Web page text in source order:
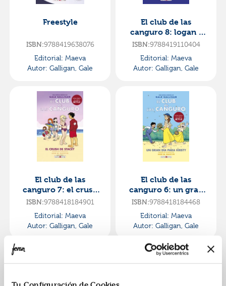
Freestyle
ISBN:9788419638076
Editorial: Maeva
Autor: Galligan, Gale
El club de las
canguro 8: logan x
mary anne
ISBN:9788419110404
Editorial: Maeva
Autor: Galligan, Gale
El club de las
canguro 7: el crush
de stacey
ISBN:9788418184901
Editorial: Maeva
Autor: Galligan, Gale
El club de las
canguro 6: un gran
día para kristy
ISBN:9788418184468
Editorial: Maeva
Autor: Galligan, Gale